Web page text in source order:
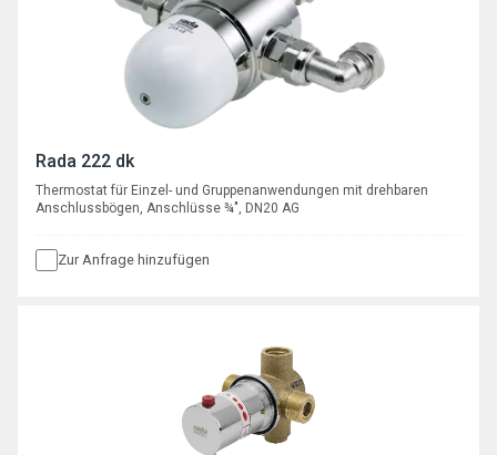
Rada 222 dk
Thermostat für Einzel- und Gruppenanwendungen mit drehbaren
Anschlussbögen, Anschlüsse ¾", DN20 AG
Zur Anfrage hinzufügen